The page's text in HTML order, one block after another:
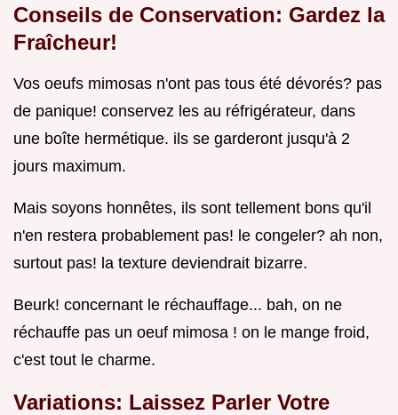
Conseils de Conservation: Gardez la
Fraîcheur!
Vos oeufs mimosas n'ont pas tous été dévorés? pas
de panique! conservez les au réfrigérateur, dans
une boîte hermétique. ils se garderont jusqu'à 2
jours maximum.
Mais soyons honnêtes, ils sont tellement bons qu'il
n'en restera probablement pas! le congeler? ah non,
surtout pas! la texture deviendrait bizarre.
Beurk! concernant le réchauffage... bah, on ne
réchauffe pas un oeuf mimosa ! on le mange froid,
c'est tout le charme.
Variations: Laissez Parler Votre